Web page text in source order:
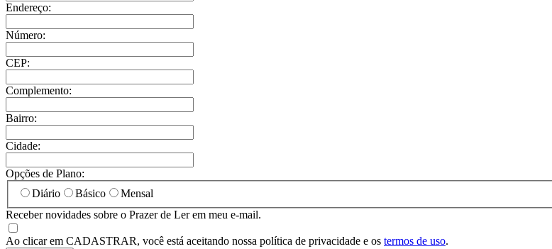
Endereço:
Número:
CEP:
Complemento:
Bairro:
Cidade:
Opções de Plano:
Diário
Básico
Mensal
Receber novidades sobre o Prazer de Ler em meu e-mail.
Ao clicar em CADASTRAR, você está aceitando nossa política de privacidade e os termos de uso.